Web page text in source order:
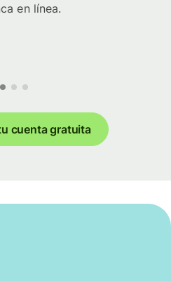
en línea.
cuenta gratuita